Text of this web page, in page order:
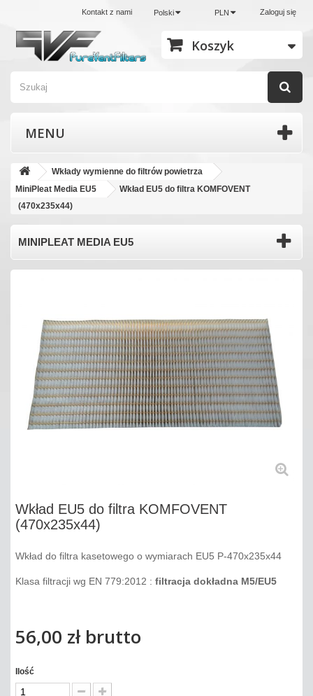
Zaloguj się
PLN
Polski
Kontakt z nami
Koszyk
MENU
Wkłady wymienne do filtrów powietrza
MiniPleat Media EU5
Wkład EU5 do filtra KOMFOVENT
(470x235x44)
MINIPLEAT MEDIA EU5
Wkład EU5 do filtra KOMFOVENT
(470x235x44)
Wkład do filtra kasetowego o wymiarach EU5 P-470x235x44
Klasa filtracji wg EN 779:2012 : filtracja dokładna M5/EU5
56,00 złbrutto
Ilość